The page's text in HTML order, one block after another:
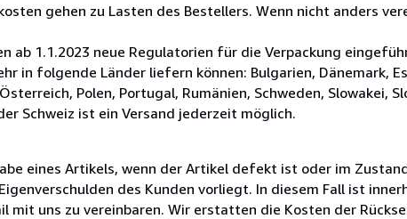
gehen zu Lasten des Bestellers. Wenn nicht anders
ab 1.1.2023 neue Regulatorien für die Verpackung
in folgende Länder liefern können: Bulgarien, Dänemark,
Polen, Portugal, Rumänien, Schweden, Slowakei,
Schweiz ist ein Versand jederzeit möglich.
eines Artikels, wenn der Artikel defekt ist oder im
des Kunden vorliegt. In diesem Fall ist
mit uns zu vereinbaren. Wir erstatten die Kosten der